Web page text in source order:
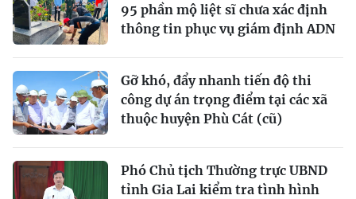
95 phần mộ liệt sĩ chưa xác định
thông tin phục vụ giám định ADN
Gỡ khó, đẩy nhanh tiến độ thi
công dự án trọng điểm tại các xã
thuộc huyện Phù Cát (cũ)
Phó Chủ tịch Thường trực UBND
tỉnh Gia Lai kiểm tra tình hình